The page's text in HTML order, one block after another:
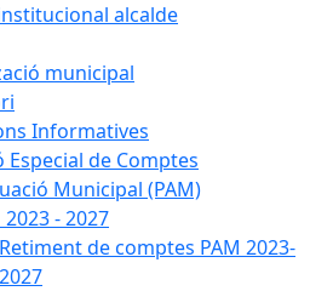
alcalde
municipal
Informatives
Especial de Comptes
Municipal (PAM)
2023 - 2027
Retiment de comptes PAM 2023-
2027